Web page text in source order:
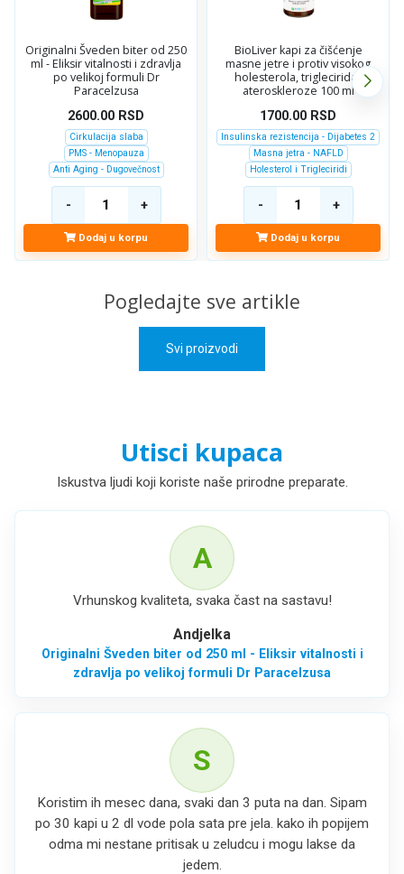
Originalni Šveden biter od 250
ml - Eliksir vitalnosti i zdravlja
po velikoj formuli Dr
Paracelzusa
2600.00 RSD
Cirkulacija slaba
PMS - Menopauza
Anti Aging - Dugovečnost
Dodaj u korpu
BioLiver kapi za čišćenje
masne jetre i protiv visokog
holesterola, triglecirida i
ateroskleroze 100 ml
1700.00 RSD
Insulinska rezistencija - Dijabetes 2
Masna jetra - NAFLD
Holesterol i Trigleciridi
Dodaj u korpu
Pogledajte sve artikle
Svi proizvodi
Utisci kupaca
Iskustva ljudi koji koriste naše prirodne preparate.
A
Vrhunskog kvaliteta, svaka čast na sastavu!
Andjelka
Originalni Šveden biter od 250 ml - Eliksir vitalnosti i
zdravlja po velikoj formuli Dr Paracelzusa
S
Koristim ih mesec dana, svaki dan 3 puta na dan. Sipam
po 30 kapi u 2 dl vode pola sata pre jela. kako ih popijem
odma mi nestane pritisak u zeludcu i mogu lakse da
jedem.